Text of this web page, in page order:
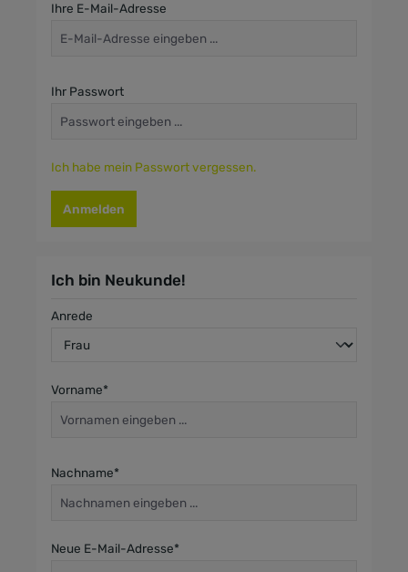
Ihre E-Mail-Adresse
Ihr Passwort
Ich habe mein Passwort vergessen.
Anmelden
Ich bin Neukunde!
Persönliche Informationen
Anrede
Vorname*
Nachname*
Neue E-Mail-Adresse*